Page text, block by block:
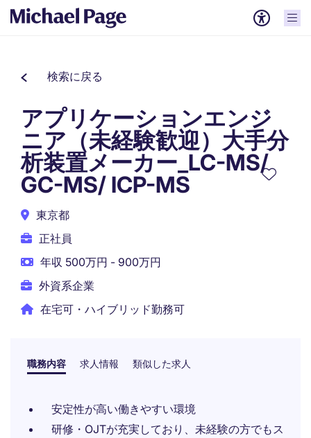
検索に戻る
アプリケーションエンジ
ニア（未経験歓迎）大手分
析装置メーカー_LC-MS/
GC-MS/ ICP-MS
東京都
正社員
年収 500万円 - 900万円
外資系企業
在宅可・ハイブリッド勤務可
職務内容 求人情報 類似した求人
安定性が高い働きやすい環境
研修・OJTが充実しており、未経験の方でもス